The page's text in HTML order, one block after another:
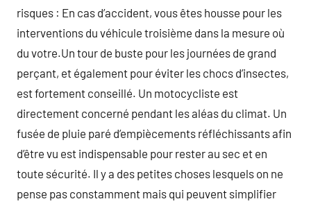
risques : En cas d’accident, vous êtes housse pour les
interventions du véhicule troisième dans la mesure où
du votre.Un tour de buste pour les journées de grand
perçant, et également pour éviter les chocs d’insectes,
est fortement conseillé. Un motocycliste est
directement concerné pendant les aléas du climat. Un
fusée de pluie paré d’empiècements réfléchissants afin
d’être vu est indispensable pour rester au sec et en
toute sécurité. Il y a des petites choses lesquels on ne
pense pas constamment mais qui peuvent simplifier